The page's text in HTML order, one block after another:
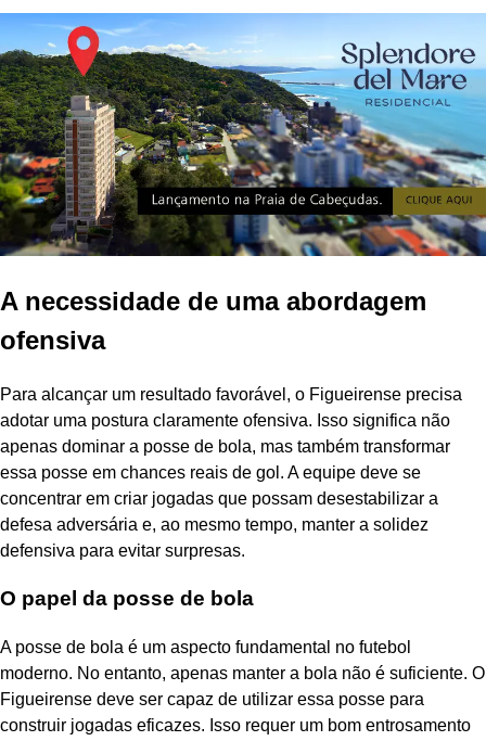
A necessidade de uma abordagem
ofensiva
Para alcançar um resultado favorável, o Figueirense precisa
adotar uma postura claramente ofensiva. Isso significa não
apenas dominar a posse de bola, mas também transformar
essa posse em chances reais de gol. A equipe deve se
concentrar em criar jogadas que possam desestabilizar a
defesa adversária e, ao mesmo tempo, manter a solidez
defensiva para evitar surpresas.
O papel da posse de bola
A posse de bola é um aspecto fundamental no futebol
moderno. No entanto, apenas manter a bola não é suficiente. O
Figueirense deve ser capaz de utilizar essa posse para
construir jogadas eficazes. Isso requer um bom entrosamento